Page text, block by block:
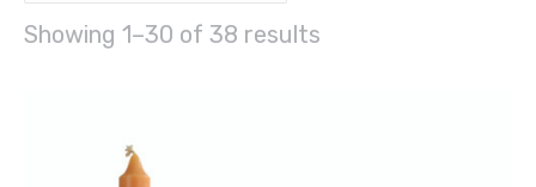
Showing 1–30 of 38 results